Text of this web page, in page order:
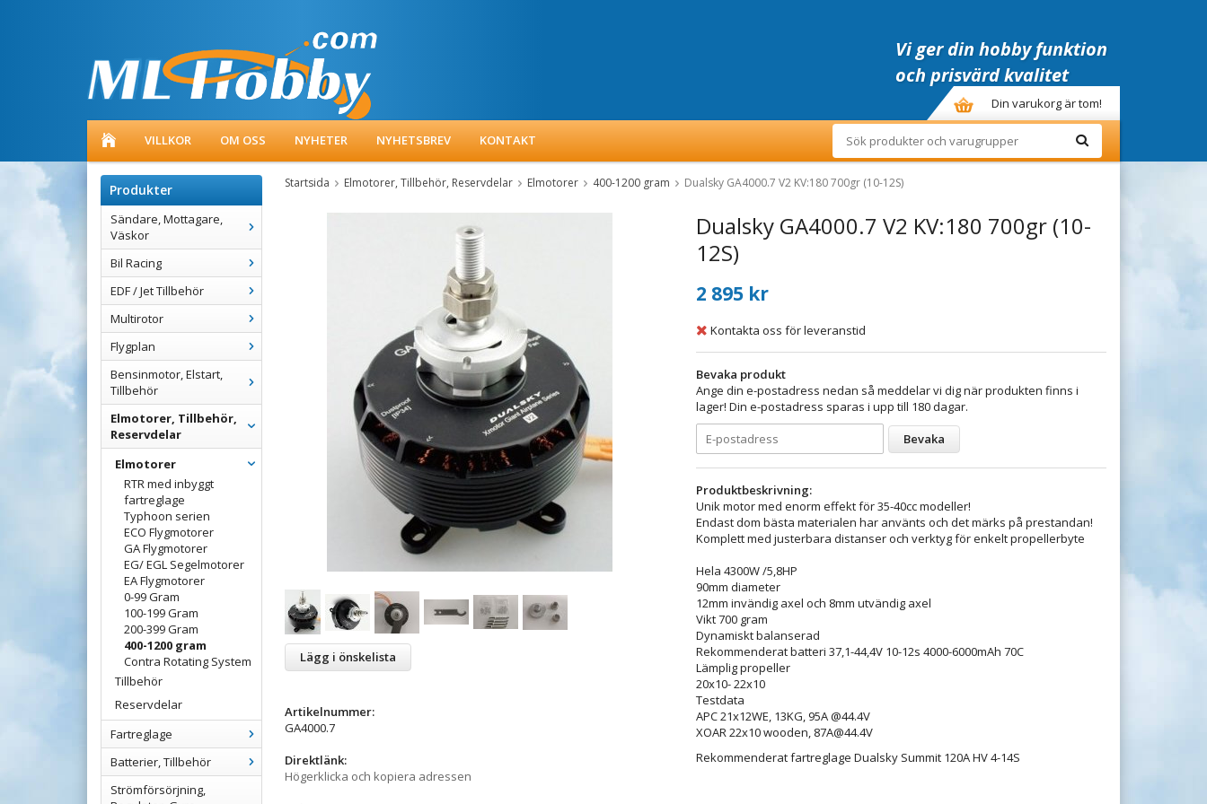
Vi ger din hobby funktion
och prisvärd kvalitet
Din varukorg är tom!
VILLKOR OM OSS NYHETER NYHETSBREV KONTAKT
Produkter
Sändare, Mottagare,
Väskor
Bil Racing
EDF / Jet Tillbehör
Multirotor
Flygplan
Bensinmotor, Elstart,
Tillbehör
Elmotorer, Tillbehör,
Reservdelar
Elmotorer
RTR med inbyggt
fartreglage
Typhoon serien
ECO Flygmotorer
GA Flygmotorer
EG/ EGL Segelmotorer
EA Flygmotorer
0-99 Gram
100-199 Gram
200-399 Gram
400-1200 gram
Contra Rotating System
Tillbehör
Reservdelar
Fartreglage
Batterier, Tillbehör
Strömförsörjning,
Startsida Elmotorer, Tillbehör, Reservdelar Elmotorer 400-1200 gram Dualsky GA4000.7 V2 KV:180 700gr (10-12S)
Dualsky GA4000.7 V2 KV:180 700gr (10-
12S)
2 895 kr
Kontakta oss för leveranstid
Bevaka produkt
Ange din e-postadress nedan så meddelar vi dig när produkten finns i
lager! Din e-postadress sparas i upp till 180 dagar.
Bevaka
Produktbeskrivning:
Unik motor med enorm effekt för 35-40cc modeller!
Endast dom bästa materialen har använts och det märks på prestandan!
Komplett med justerbara distanser och verktyg för enkelt propellerbyte
Hela 4300W /5,8HP
90mm diameter
12mm invändig axel och 8mm utvändig axel
Vikt 700 gram
Dynamiskt balanserad
Rekommenderat batteri 37,1-44,4V 10-12s 4000-6000mAh 70C
Lämplig propeller
20x10- 22x10
Testdata
APC 21x12WE, 13KG, 95A @44.4V
XOAR 22x10 wooden, 87A@44.4V
Rekommenderat fartreglage Dualsky Summit 120A HV 4-14S
Lägg i önskelista
Artikelnummer:
GA4000.7
Direktlänk:
Högerklicka och kopiera adressen